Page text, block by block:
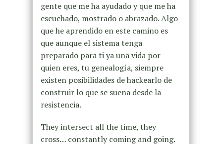
gente que me ha ayudado y que me ha
escuchado, mostrado o abrazado. Algo
que he aprendido en este camino es
que aunque el sistema tenga
preparado para ti ya una vida por
quien eres, tu genealogía, siempre
existen posibilidades de hackearlo de
construir lo que se sueña desde la
resistencia.
They intersect all the time, they
cross… constantly coming and going.